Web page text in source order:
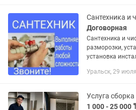
Договорная
Сантехника и
разморозки,
установка
установка
машинка...
Уральск, 29 июля
1 000 - 25 000